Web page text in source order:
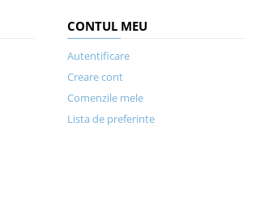
CONTUL MEU
Autentificare
Creare cont
Comenzile mele
Lista de preferinte